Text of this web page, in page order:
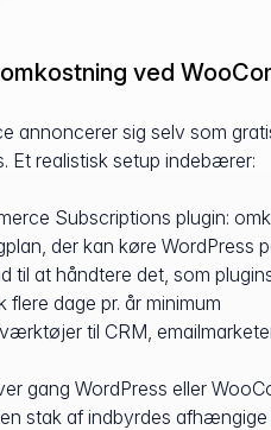
ved
annoncerer sig selv som
Et realistisk setup indebærer:
Subscriptions plugin:
der kan køre WordPress
til at håndtere det, som
flere dage pr. år minimum
til CRM,
gang WordPress eller
stak af indbyrdes